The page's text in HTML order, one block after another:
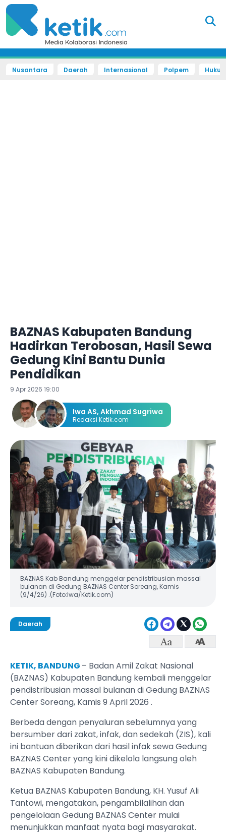
Nusantara Daerah Internasional Polpem
BAZNAS Kabupaten Bandung
Hadirkan Terobosan, Hasil Sewa
Gedung Kini Bantu Dunia
Pendidikan
9 Apr 2026 19:00
Iwa AS, Akhmad Sugriwa
Redaksi Ketik.com
BAZNAS Kab Bandung menggelar pendistribusian massal
bulanan di Gedung BAZNAS Center Soreang, Kamis
(9/4/26) .(Foto:Iwa/Ketik.com)
Daerah
KETIK, BANDUNG – Badan Amil Zakat Nasional
(BAZNAS) Kabupaten Bandung kembali menggelar
pendistribusian massal bulanan di Gedung BAZNAS
Center Soreang, Kamis 9 April 2026 .
Berbeda dengan penyaluran sebelumnya yang
bersumber dari zakat, infak, dan sedekah (ZIS), kali
ini bantuan diberikan dari hasil infak sewa Gedung
BAZNAS Center yang kini dikelola langsung oleh
BAZNAS Kabupaten Bandung.
Ketua BAZNAS Kabupaten Bandung, KH. Yusuf Ali
Tantowi, mengatakan, pengambilalihan dan
pengelolaan Gedung BAZNAS Center mulai
menunjukkan manfaat nyata bagi masyarakat.